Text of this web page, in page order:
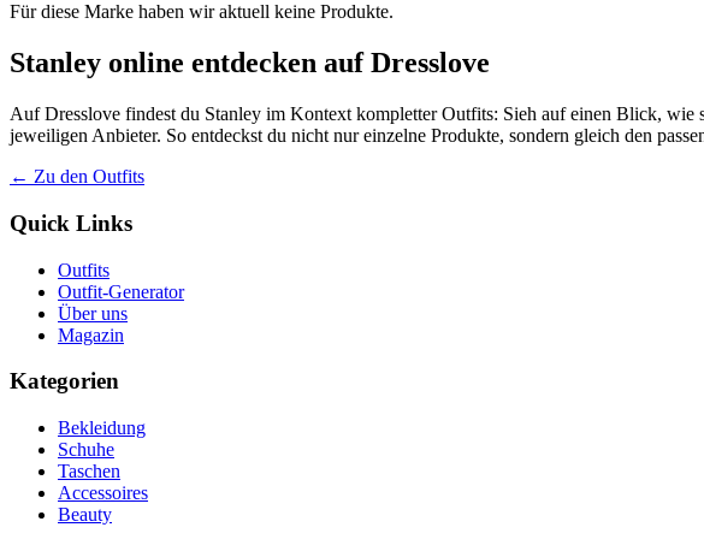
Für diese Marke haben wir aktuell keine Produkte.
Stanley online entdecken auf Dresslove
Auf Dresslove findest du Stanley im Kontext kompletter Outfits: Sieh auf einen Blick,
jeweiligen Anbieter. So entdeckst du nicht nur einzelne Produkte, sondern gleich den
← Zu den Outfits
Quick Links
Outfits
Outfit-Generator
Über uns
Magazin
Kategorien
Bekleidung
Schuhe
Taschen
Accessoires
Beauty